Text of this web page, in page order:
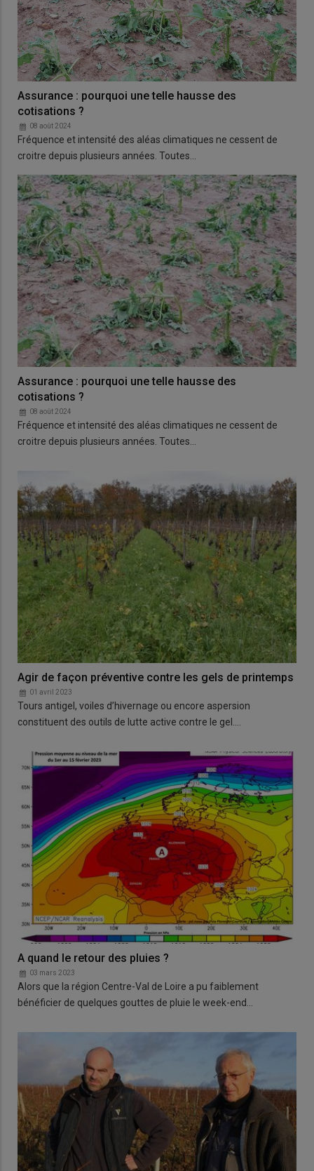
Assurance : pourquoi une telle hausse des
cotisations ?
08 août 2024
Fréquence et intensité des aléas climatiques ne cessent de
croitre depuis plusieurs années. Toutes…
Assurance : pourquoi une telle hausse des
cotisations ?
08 août 2024
Fréquence et intensité des aléas climatiques ne cessent de
croitre depuis plusieurs années. Toutes…
Agir de façon préventive contre les gels de printemps
01 avril 2023
Tours antigel, voiles d’hivernage ou encore aspersion
constituent des outils de lutte active contre le gel.…
A quand le retour des pluies ?
03 mars 2023
Alors que la région Centre-Val de Loire a pu faiblement
bénéficier de quelques gouttes de pluie le week-end…